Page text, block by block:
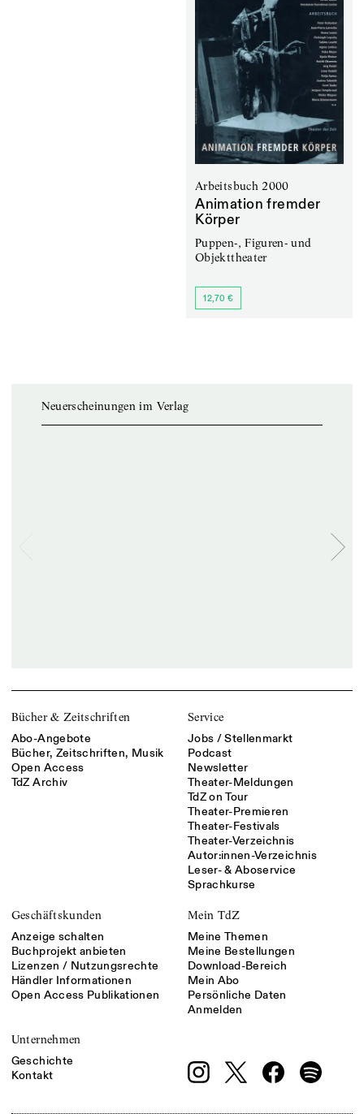
Arbeitsbuch 2000
Animation fremder
Körper
Puppen-, Figuren- und
Objekttheater
12,70 €
Neuerscheinungen im Verlag
Bücher & Zeitschriften
Abo-Angebote
Bücher, Zeitschriften, Musik
Open Access
TdZ Archiv
Service
Jobs / Stellenmarkt
Podcast
Newsletter
Theater-Meldungen
TdZ on Tour
Theater-Premieren
Theater-Festivals
Theater-Verzeichnis
Autor:innen-Verzeichnis
Leser- & Aboservice
Sprachkurse
Geschäftskunden
Anzeige schalten
Buchprojekt anbieten
Lizenzen / Nutzungsrechte
Händler Informationen
Open Access Publikationen
Mein TdZ
Meine Themen
Meine Bestellungen
Download-Bereich
Mein Abo
Persönliche Daten
Anmelden
Unternehmen
Geschichte
Kontakt